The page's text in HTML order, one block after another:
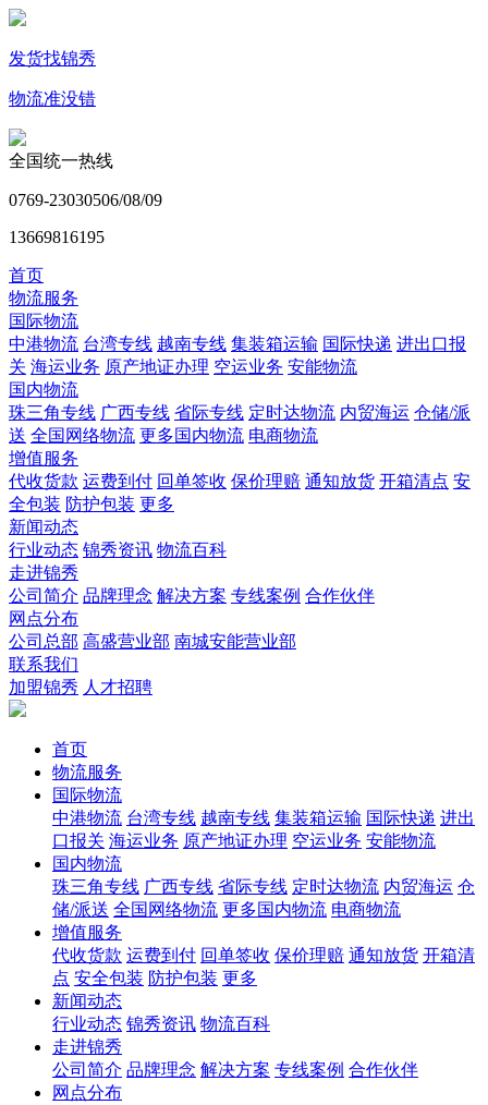
发货找锦秀
物流准没错
全国统一热线
0769-23030506/08/09
13669816195
首页
物流服务
国际物流
中港物流 台湾专线 越南专线 集装箱运输 国际快递 进出口报
关 海运业务 原产地证办理 空运业务 安能物流
国内物流
珠三角专线 广西专线 省际专线 定时达物流 内贸海运 仓储/派
送 全国网络物流 更多国内物流 电商物流
增值服务
代收货款 运费到付 回单签收 保价理赔 通知放货 开箱清点 安
全包装 防护包装 更多
新闻动态
行业动态 锦秀资讯 物流百科
走进锦秀
公司简介 品牌理念 解决方案 专线案例 合作伙伴
网点分布
公司总部 高盛营业部 南城安能营业部
联系我们
加盟锦秀 人才招聘
首页
物流服务
国际物流
中港物流 台湾专线 越南专线 集装箱运输 国际快递 进出
口报关 海运业务 原产地证办理 空运业务 安能物流
国内物流
珠三角专线 广西专线 省际专线 定时达物流 内贸海运 仓
储/派送 全国网络物流 更多国内物流 电商物流
增值服务
代收货款 运费到付 回单签收 保价理赔 通知放货 开箱清
点 安全包装 防护包装 更多
新闻动态
行业动态 锦秀资讯 物流百科
走进锦秀
公司简介 品牌理念 解决方案 专线案例 合作伙伴
网点分布